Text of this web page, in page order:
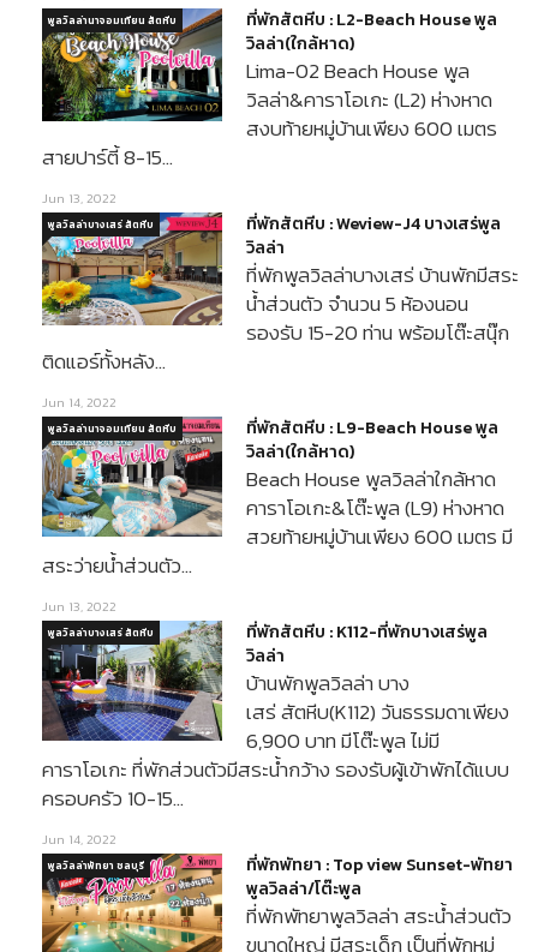
ที่พักสัตหีบ : L2-Beach House พูล
วิลล่า(ใกล้หาด)
Lima-02 Beach House พูล
วิลล่า&คาราโอเกะ (L2) ห่างหาด
สงบท้ายหมู่บ้านเพียง 600 เมตร
สายปาร์ตี้ 8-15…
พูลวิลล่านาจอมเทียน สัตหีบ
Jun 13, 2022
ที่พักสัตหีบ : Weview-J4 บางเสร่พูล
วิลล่า
ที่พักพูลวิลล่าบางเสร่ บ้านพักมีสระ
น้ำส่วนตัว จำนวน 5 ห้องนอน
รองรับ 15-20 ท่าน พร้อมโต๊ะสนุ๊ก
ติดแอร์ทั้งหลัง…
พูลวิลล่าบางเสร่ สัตหีบ
Jun 14, 2022
ที่พักสัตหีบ : L9-Beach House พูล
วิลล่า(ใกล้หาด)
Beach House พูลวิลล่าใกล้หาด
คาราโอเกะ&โต๊ะพูล (L9) ห่างหาด
สวยท้ายหมู่บ้านเพียง 600 เมตร มี
สระว่ายน้ำส่วนตัว…
พูลวิลล่านาจอมเทียน สัตหีบ
Jun 13, 2022
ที่พักสัตหีบ : K112-ที่พักบางเสร่พูล
วิลล่า
บ้านพักพูลวิลล่า บาง
เสร่ สัตหีบ(K112) วันธรรมดาเพียง
6,900 บาท มีโต๊ะพูล ไม่มี
คาราโอเกะ ที่พักส่วนตัวมีสระน้ำกว้าง รองรับผู้เข้าพักได้แบบ
ครอบครัว 10-15…
พูลวิลล่าบางเสร่ สัตหีบ
Jun 14, 2022
ที่พักพัทยา : Top view Sunset-พัทยา
พูลวิลล่า/โต๊ะพูล
ที่พักพัทยาพูลวิลล่า สระน้ำส่วนตัว
ขนาดใหญ่ มีสระเด็ก เป็นที่พักหมู่
พูลวิลล่าพัทยา ชลบุรี